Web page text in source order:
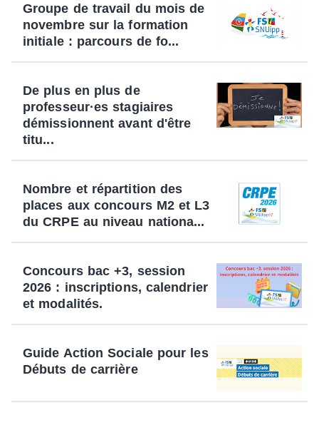
Groupe de travail du mois de
novembre sur la formation
initiale : parcours de fo...
De plus en plus de
professeur·es stagiaires
démissionnent avant d'être
titu...
Nombre et répartition des
places aux concours M2 et L3
du CRPE au niveau nationa...
Concours bac +3, session
2026 : inscriptions, calendrier
et modalités.
Guide Action Sociale pour les
Débuts de carrière